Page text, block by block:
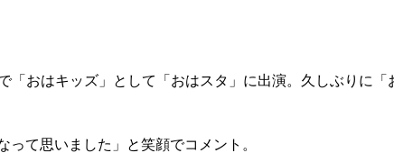
「おはキッズ」として「おはスタ」に出演。久しぶりに「
て思いました」と笑顔でコメント。